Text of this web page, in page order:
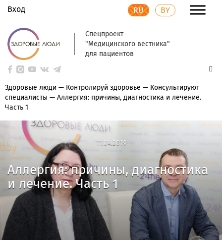
Вход RU BY
Спецпроект
"Медицинского вестника"
для пациентов
Здоровые люди — Контролируй здоровье — Консультируют
специалисты — Аллергия: причины, диагностика и лечение.
Часть 1
11.04.2019
Аллергия: причины, диагностика
и лечение. Часть 1